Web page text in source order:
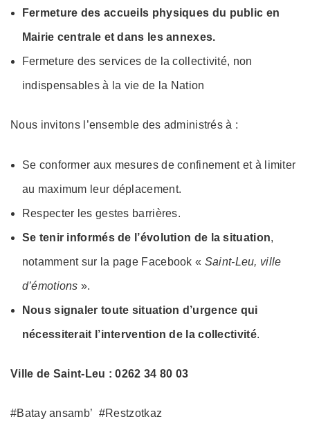
Fermeture des accueils physiques du public en
Mairie centrale et dans les annexes.
Fermeture des services de la collectivité, non
indispensables à la vie de la Nation
Nous invitons l’ensemble des administrés à :
Se conformer aux mesures de confinement et à limiter
au maximum leur déplacement.
Respecter les gestes barrières.
Se tenir informés de l’évolution de la situation,
notamment sur la page Facebook « Saint-Leu, ville
d’émotions».
Nous signaler toute situation d’urgence qui
nécessiterait l’intervention de la collectivité.
Ville de Saint-Leu : 0262 34 80 03
#Batay ansamb’ #Restzotkaz